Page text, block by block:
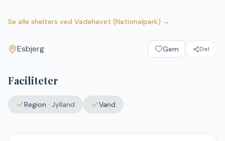
Se alle shelters ved Vadehavet (Nationalpark) →
Esbjerg
Esbjerg Gem Del
Faciliteter
Region · Jylland Vand